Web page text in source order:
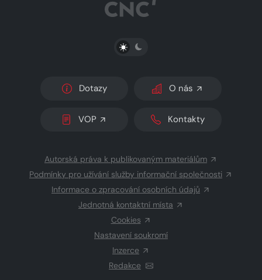
PŘEPNOUT SVĚTLÝ/TMAVÝ REŽIM
Dotazy O nás
VOP Kontakty
Autorská práva k publikovaným materiálům
Podmínky pro užívání služby informační společnosti
Informace o zpracování osobních údajů
Jednotná kontaktní místa
Cookies
Nastavení soukromí
Inzerce
Redakce